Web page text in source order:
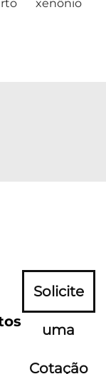
xenônio
Solicite
uma
Cotação